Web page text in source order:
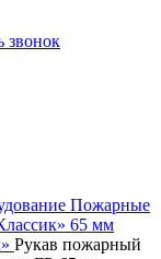
звонок
Пожарные
65 мм
Рукав пожарный